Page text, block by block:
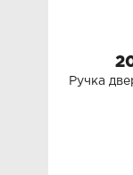
Ручка